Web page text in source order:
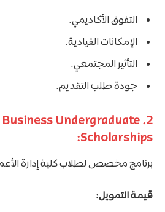
التفوق الأكاديمي.
الإمكانات القيادية.
التأثير المجتمعي.
جودة طلب التقديم.
Business Undergraduate
Scholarships:
برنامج مخصص لطلاب كلية إدارة
قيمة التمويل: